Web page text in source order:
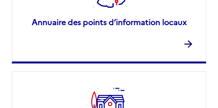
Annuaire des points d’information locaux